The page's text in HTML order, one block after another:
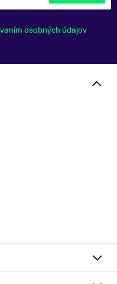
osobných údajov